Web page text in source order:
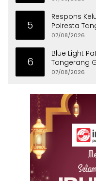
5
Respons
Polresta
Bersih ke
07/08/2026
6
Blue Light
Tangerang
Pria
07/08/2026